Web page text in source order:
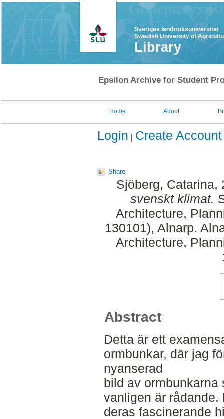
Sveriges lantbruksuniversitet
Swedish University of
Library
Epsilon Archive for Student
Home About
Login Create Account
Share
Sjöberg, Catarina,
svenskt klimat.
Architecture,
130101), Alnarp.
Architecture,
Abstract
Detta är ett
ormbunkar, där jag
nyanserad
bild av ormbunkarna
vanligen är
deras fascinerande